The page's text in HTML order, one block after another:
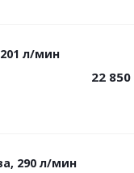
л/мин
22 850
290 л/мин